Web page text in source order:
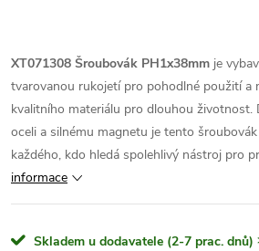
XT071308 Šroubovák PH1x38mm je
tvarovanou rukojetí pro pohodlné použití a
kvalitního materiálu pro dlouhou životnost.
oceli a silnému magnetu je tento
každého, kdo hledá spolehlivý nástroj pro
informace
Skladem u dodavatele (2-7 prac. dnů)